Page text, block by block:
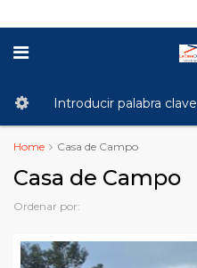
Home Casa de Campo
Casa de Campo
Ordenar por: